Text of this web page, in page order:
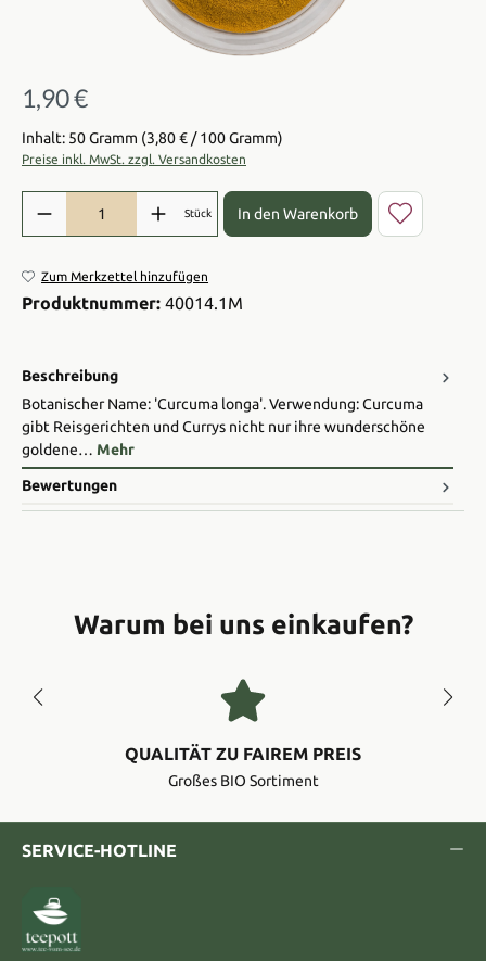
Regulärer Preis:
1,90 €
Inhalt: 50 Gramm (3,80 € / 100 Gramm)
Preise inkl. MwSt. zzgl. Versandkosten
Produkt Anzahl: Gib den gewünschten Wert ein oder benutze die
Stück In den Warenkorb
Zum Merkzettel hinzufügen
Produktnummer: 40014.1M
Beschreibung
Botanischer Name: 'Curcuma longa'. Verwendung: Curcuma
gibt Reisgerichten und Currys nicht nur ihre wunderschöne
goldene… Mehr
Bewertungen
Warum bei uns einkaufen?
QUALITÄT ZU FAIREM PREIS
Großes BIO Sortiment
SERVICE-HOTLINE